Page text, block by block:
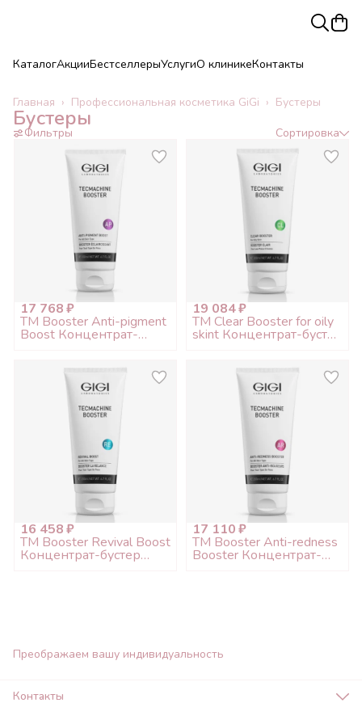
КаталогАкцииБестселлерыУслугиО клиникеКонтакты
Бустеры
Профессиональная косметика GiGi ›
Главная ›
Бустеры
Фильтры Сортировка
17 768 ₽
TM Booster Anti-pigment
Boost Концентрат-
19 084 ₽
TM Clear Booster for oily
skint Концентрат-бустер
16 458 ₽
TM Booster Revival Boost
Концентрат-бустер
17 110 ₽
TM Booster Anti-redness
Booster Концентрат-
Преображаем вашу индивидуальность
Контакты